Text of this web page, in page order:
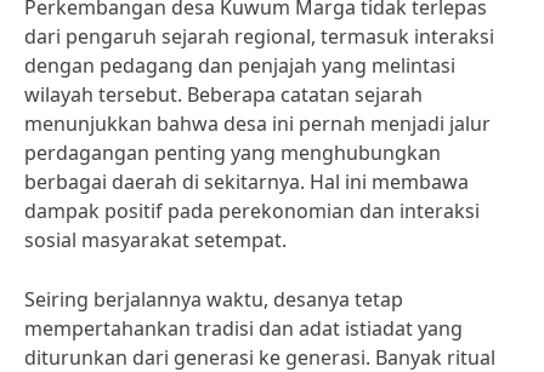
Perkembangan desa Kuwum Marga tidak terlepas
dari pengaruh sejarah regional, termasuk interaksi
dengan pedagang dan penjajah yang melintasi
wilayah tersebut. Beberapa catatan sejarah
menunjukkan bahwa desa ini pernah menjadi jalur
perdagangan penting yang menghubungkan
berbagai daerah di sekitarnya. Hal ini membawa
dampak positif pada perekonomian dan interaksi
sosial masyarakat setempat.
Seiring berjalannya waktu, desanya tetap
mempertahankan tradisi dan adat istiadat yang
diturunkan dari generasi ke generasi. Banyak ritual